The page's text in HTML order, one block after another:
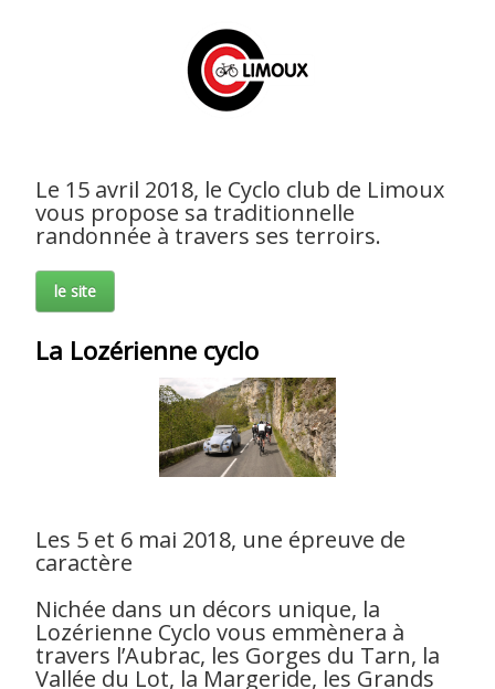
Le 15 avril 2018, le Cyclo club de Limoux
vous propose sa traditionnelle
randonnée à travers ses terroirs.
le site
La Lozérienne cyclo
Les 5 et 6 mai 2018, une épreuve de
caractère
Nichée dans un décors unique, la
Lozérienne Cyclo vous emmènera à
travers l’Aubrac, les Gorges du Tarn, la
Vallée du Lot, la Margeride, les Grands